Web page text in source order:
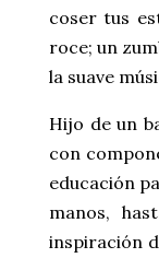
coser tus
roce; un
la suave
Hijo de un
con
educación
manos,
inspiración